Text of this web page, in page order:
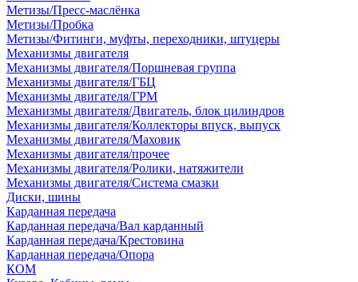
Метизы/Пресс-маслёнка
Метизы/Пробка
Метизы/Фитинги, муфты, переходники, штуцеры
Механизмы двигателя
Механизмы двигателя/Поршневая группа
Механизмы двигателя/ГБЦ
Механизмы двигателя/ГРМ
Механизмы двигателя/Двигатель, блок цилиндров
Механизмы двигателя/Коллекторы впуск, выпуск
Механизмы двигателя/Маховик
Механизмы двигателя/прочее
Механизмы двигателя/Ролики, натяжители
Механизмы двигателя/Система смазки
Диски, шины
Карданная передача
Карданная передача/Вал карданный
Карданная передача/Крестовина
Карданная передача/Опора
КОМ